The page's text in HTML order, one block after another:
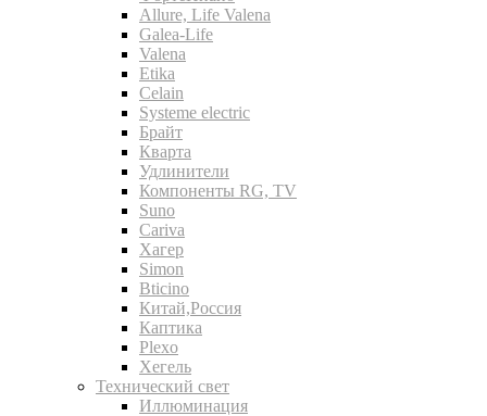
Allure, Life Valena
Galea-Life
Valena
Etika
Celain
Systeme electric
Брайт
Кварта
Удлинители
Компоненты RG, TV
Suno
Cariva
Хагер
Simon
Bticino
Китай,Россия
Каптика
Plexo
Хегель
Технический свет
Иллюминация